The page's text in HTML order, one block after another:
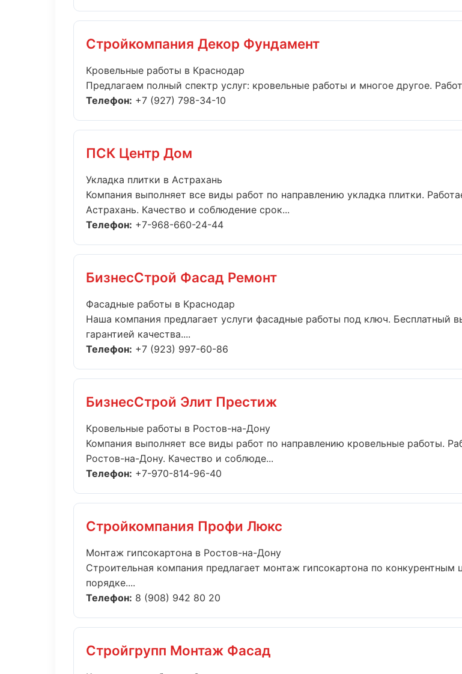
Стройкомпания Декор Фундамент
Кровельные работы в Краснодар
Предлагаем полный спектр услуг: кровельные работы и многое другое.
Телефон: +7 (927) 798-34-10
ПСК Центр Дом
Укладка плитки в Астрахань
Компания выполняет все виды работ по направлению укладка плитки.
Астрахань. Качество и соблюдение срок...
Телефон: +7-968-660-24-44
БизнесСтрой Фасад Ремонт
Фасадные работы в Краснодар
Наша компания предлагает услуги фасадные работы под ключ. Бесплатный
гарантией качества....
Телефон: +7 (923) 997-60-86
БизнесСтрой Элит Престиж
Кровельные работы в Ростов-на-Дону
Компания выполняет все виды работ по направлению кровельные работы.
Ростов-на-Дону. Качество и соблюде...
Телефон: +7-970-814-96-40
Стройкомпания Профи Люкс
Монтаж гипсокартона в Ростов-на-Дону
Строительная компания предлагает монтаж гипсокартона по
порядке....
Телефон: 8 (908) 942 80 20
Стройгрупп Монтаж Фасад